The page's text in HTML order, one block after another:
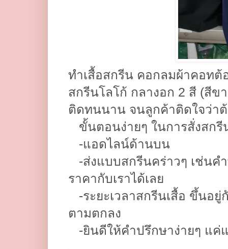
ทำเสื้อสกรีน คอกลมผ้าคอทต้
สกรีนโลโก้ กลางอก 2 สี (สี
ติดทนนาน จนลูกค้าติดใจว่าต้
ขั้นตอนง่ายๆ ในการสั่งสกรี
-​แอดไลน์ด้านบน
-​ส่งแบบสกรีนคร่าวๆ เช่นค
ราคากับเราได้เลย
-​ระยะเวลาสกรีนเสื้อ ขึ้นอ
ตามตกลง
-​ยินดีให้คำปรึกษาง่ายๆ แค่